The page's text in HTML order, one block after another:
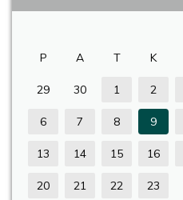
P A T K
29 30 1 2
6 7 8 9
13 14 15 16
20 21 22 23